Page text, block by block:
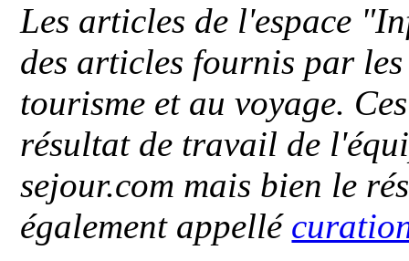
Les articles de l'espace
des articles fournis par
tourisme et au voyage.
résultat de travail de
sejour.com mais bien le
également appellé